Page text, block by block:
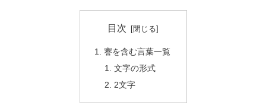
目次
謇を含む言葉一覧
文字の形式
2文字